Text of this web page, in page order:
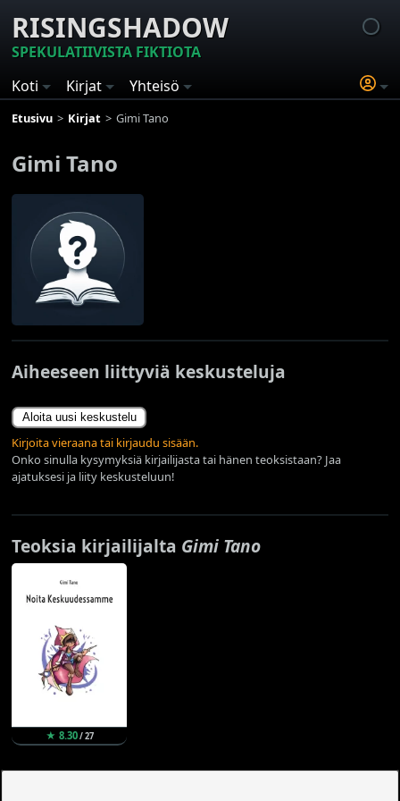
RISINGSHADOW
SPEKULATIIVISTA FIKTIOTA
Koti
Kirjat Yhteisö
Etusivu Kirjat Gimi Tano
Gimi Tano
Aiheeseen liittyviä keskusteluja
Aloita uusi keskustelu
Kirjoita vieraana tai kirjaudu sisään.
Onko sinulla kysymyksiä kirjailijasta tai hänen teoksistaan? Jaa
ajatuksesi ja liity keskusteluun!
Teoksia kirjailijalta Gimi Tano
★ 8.30/ 27